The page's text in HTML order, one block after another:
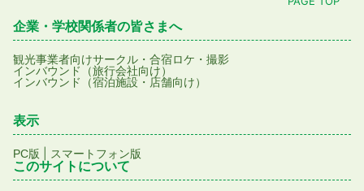
企業・学校関係者の皆さまへ
観光事業者向けサークル・合宿ロケ・撮影
インバウンド（旅行会社向け）
インバウンド（宿泊施設・店舗向け）
表示
PC版 スマートフォン版
このサイトについて